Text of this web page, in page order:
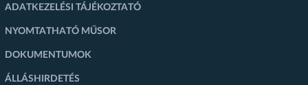
ADATKEZELÉSI TÁJÉKOZTATÓ
NYOMTATHATÓ MŰSOR
DOKUMENTUMOK
ÁLLÁSHIRDETÉS